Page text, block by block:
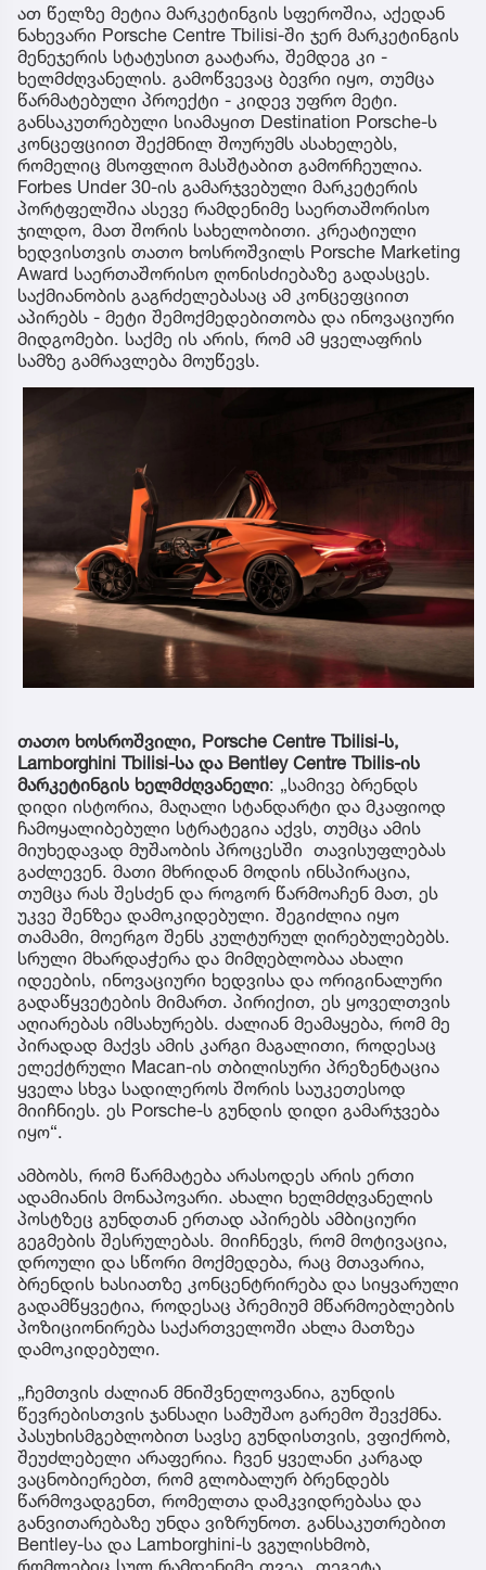
ათ წელზე მეტია მარკეტინგის სფეროშია, აქედან
ნახევარი Porsche Centre Tbilisi-ში ჯერ მარკეტინგის
მენეჯერის სტატუსით გაატარა, შემდეგ კი -
ხელმძღვანელის. გამოწვევაც ბევრი იყო, თუმცა
წარმატებული პროექტი - კიდევ უფრო მეტი.
განსაკუთრებული სიამაყით Destination Porsche-ს
კონცეფციით შექმნილ შოურუმს ასახელებს,
რომელიც მსოფლიო მასშტაბით გამორჩეულია.
Forbes Under 30-ის გამარჯვებული მარკეტერის
პორტფელშია ასევე რამდენიმე საერთაშორისო
ჯილდო, მათ შორის სახელობითი. კრეატიული
ხედვისთვის თათო ხოსროშვილს Porsche Marketing
Award საერთაშორისო ღონისძიებაზე გადასცეს.
საქმიანობის გაგრძელებასაც ამ კონცეფციით
აპირებს - მეტი შემოქმედებითობა და ინოვაციური
მიდგომები. საქმე ის არის, რომ ამ ყველაფრის
სამზე გამრავლება მოუწევს.
თათო ხოსროშვილი, Porsche Centre Tbilisi-ს,
Lamborghini Tbilisi-სა და Bentley Centre Tbilis-ის
მარკეტინგის ხელმძღვანელი: „სამივე ბრენდს
დიდი ისტორია, მაღალი სტანდარტი და მკაფიოდ
ჩამოყალიბებული სტრატეგია აქვს, თუმცა ამის
მიუხედავად მუშაობის პროცესში თავისუფლებას
გაძლევენ. მათი მხრიდან მოდის ინსპირაცია,
თუმცა რას შესძენ და როგორ წარმოაჩენ მათ, ეს
უკვე შენზეა დამოკიდებული. შეგიძლია იყო
თამამი, მოერგო შენს კულტურულ ღირებულებებს.
სრული მხარდაჭერა და მიმღებლობაა ახალი
იდეების, ინოვაციური ხედვისა და ორიგინალური
გადაწყვეტების მიმართ. პირიქით, ეს ყოველთვის
აღიარებას იმსახურებს. ძალიან მეამაყება, რომ მე
პირადად მაქვს ამის კარგი მაგალითი, როდესაც
ელექტრული Macan-ის თბილისური პრეზენტაცია
ყველა სხვა სადილეროს შორის საუკეთესოდ
მიიჩნიეს. ეს Porsche-ს გუნდის დიდი გამარჯვება
იყო“.
ამბობს, რომ წარმატება არასოდეს არის ერთი
ადამიანის მონაპოვარი. ახალი ხელმძღვანელის
პოსტზეც გუნდთან ერთად აპირებს ამბიციური
გეგმების შესრულებას. მიიჩნევს, რომ მოტივაცია,
დროული და სწორი მოქმედება, რაც მთავარია,
ბრენდის ხასიათზე კონცენტრირება და სიყვარული
გადამწყვეტია, როდესაც პრემიუმ მწარმოებლების
პოზიციონირება საქართველოში ახლა მათზეა
დამოკიდებული.
„ჩემთვის ძალიან მნიშვნელოვანია, გუნდის
წევრებისთვის ჯანსაღი სამუშაო გარემო შევქმნა.
პასუხისმგებლობით სავსე გუნდისთვის, ვფიქრობ,
შეუძლებელი არაფერია. ჩვენ ყველანი კარგად
ვაცნობიერებთ, რომ გლობალურ ბრენდებს
წარმოვადგენთ, რომელთა დამკვიდრებასა და
განვითარებაზე უნდა ვიზრუნოთ. განსაკუთრებით
Bentley-სა და Lamborghini-ს ვგულისხმობ,